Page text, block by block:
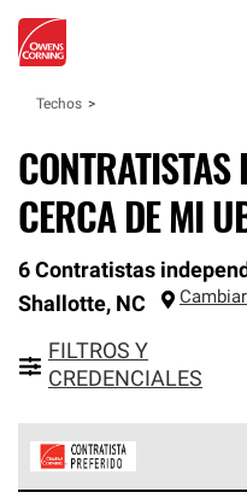
Techos
CONTRATISTAS
CERCA DE MI
6 Contratistas
Shallotte, NC Cambiar
FILTROS Y
CREDENCIALES